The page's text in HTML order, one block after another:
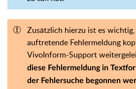
Zusätzlich hierzu ist es wichtig,
auftretende Fehlermeldung
VivoInform-Support
diese Fehlermeldung in
der Fehlersuche begonnen